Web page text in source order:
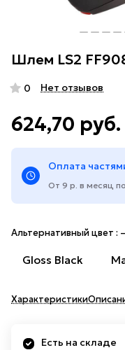
Шлем LS2
0 Нет отзывов
624,70 руб.
Оплата
От 9 р. в месяц
Альтернативный цвет :
Gloss Black
Характеристики
Есть на складе